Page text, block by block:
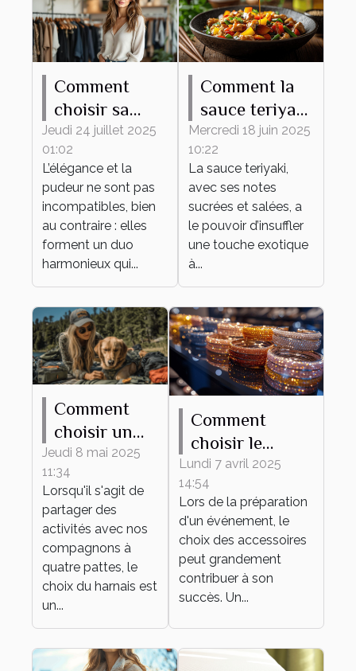
Comment
choisir sa
tenue
élégante et
pudique pour
tout
événement ?
Jeudi 24 juillet 2025
01:02
L’élégance et la
pudeur ne sont pas
incompatibles, bien
au contraire : elles
forment un duo
harmonieux qui...
Comment la
sauce teriyaki
transforme
vos plats du
quotidien
Mercredi 18 juin 2025
10:22
La sauce teriyaki,
avec ses notes
sucrées et salées, a
le pouvoir d’insuffler
une touche exotique
à...
Comment
choisir un
harnais
adapté à
différentes
activités
canines
Jeudi 8 mai 2025
11:34
Lorsqu'il s'agit de
partager des
activités avec nos
compagnons à
quatre pattes, le
choix du harnais est
un...
Comment
choisir le
bracelet
personnalisable
parfait pour
votre
événement
Lundi 7 avril 2025
14:54
Lors de la préparation
d'un événement, le
choix des accessoires
peut grandement
contribuer à son
succès. Un...